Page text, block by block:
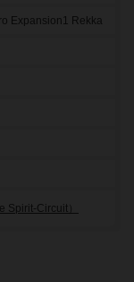
Expansion1 Rekka
Spirit-Circuit）